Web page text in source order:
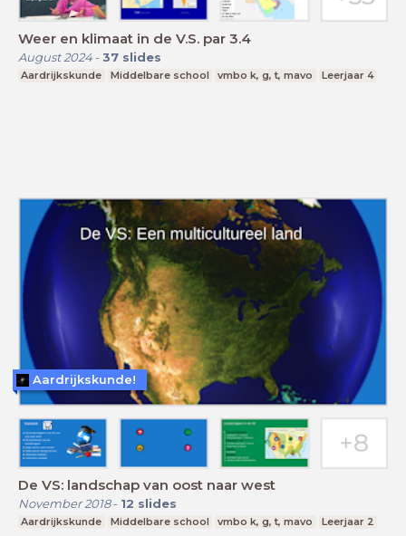
Weer en klimaat in de V.S. par 3.4
August 2024- 37 slides
Aardrijkskunde Middelbare school vmbo k, g, t, mavo Leerjaar 4
De VS: landschap van oost naar west
November 2018- 12 slides
Aardrijkskunde Middelbare school vmbo k, g, t, mavo Leerjaar 2
Aardrijkskunde!